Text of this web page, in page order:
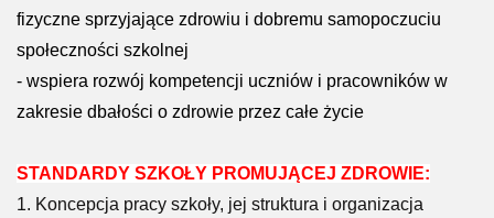
fizyczne sprzyjające zdrowiu i dobremu samopoczuciu
społeczności szkolnej
- wspiera rozwój kompetencji uczniów i pracowników w
zakresie dbałości o zdrowie przez całe życie
STANDARDY SZKOŁY PROMUJĄCEJ ZDROWIE:
1. Koncepcja pracy szkoły, jej struktura i organizacja